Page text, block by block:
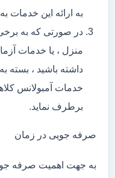
به ارائه این خدمات
در صورتی که به
منزل ، یا خدمات
داشته باشید ،
خدمات آمبولانس
برطرف نماید.
صرفه جویی در زمان
به جهت اهمیت صرفه